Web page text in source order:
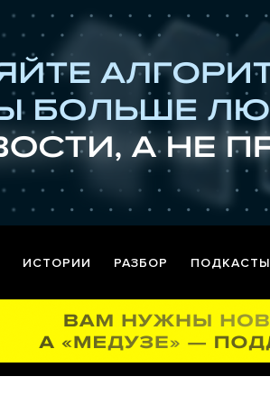
ИСТОРИИ РАЗБОР ПОДКАСТЫ